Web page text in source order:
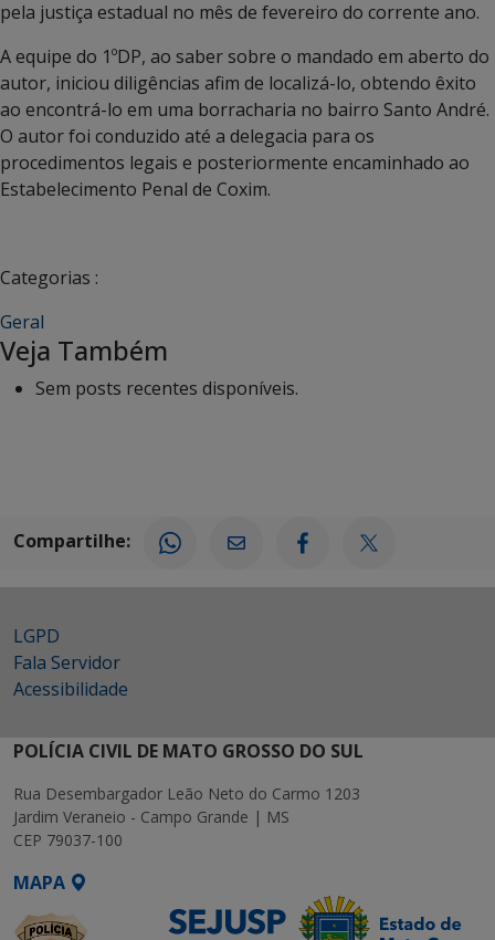
pela justiça estadual no mês de fevereiro do corrente ano.
A equipe do 1ºDP, ao saber sobre o mandado em aberto do
autor, iniciou diligências afim de localizá-lo, obtendo êxito
ao encontrá-lo em uma borracharia no bairro Santo André.
O autor foi conduzido até a delegacia para os
procedimentos legais e posteriormente encaminhado ao
Estabelecimento Penal de Coxim.
Categorias :
Geral
Veja Também
Sem posts recentes disponíveis.
Compartilhe:
LGPD
Fala Servidor
Acessibilidade
POLÍCIA CIVIL DE MATO GROSSO DO SUL
Rua Desembargador Leão Neto do Carmo 1203
Jardim Veraneio - Campo Grande | MS
CEP 79037-100
MAPA